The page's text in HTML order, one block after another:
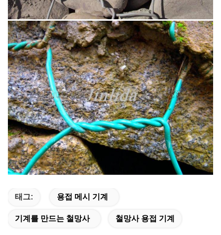
태그: 용접 메시 기계
기계를 만드는 철망사 철망사 용접 기계